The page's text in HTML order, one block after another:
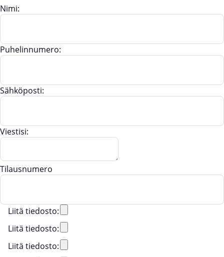
Nimi:
Puhelinnumero:
Sähköposti:
Viestisi:
Tilausnumero
Liitä tiedosto:
Liitä tiedosto:
Liitä tiedosto: